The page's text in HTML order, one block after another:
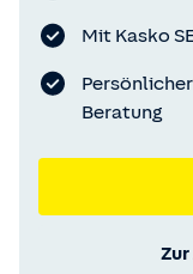
Mit Kasko
Beratung